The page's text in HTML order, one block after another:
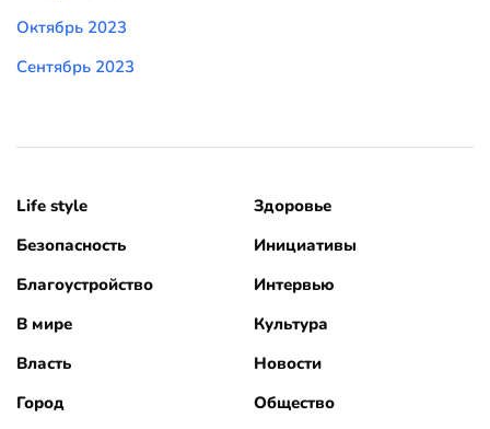
Октябрь 2023
Сентябрь 2023
Life style
Безопасность
Благоустройство
В мире
Власть
Город
Здоровье
Инициативы
Интервью
Культура
Новости
Общество